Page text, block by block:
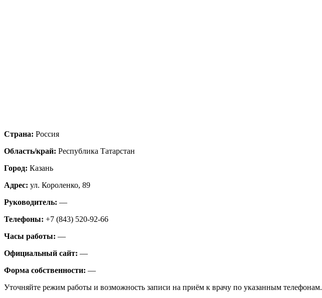
Страна: Россия
Область/край: Республика Татарстан
Город: Казань
Адрес: ул. Короленко, 89
Руководитель: —
Телефоны: +7 (843) 520-92-66
Часы работы: —
Официальный сайт: —
Форма собственности: —
Уточняйте режим работы и возможность записи на приём к врачу по указанным телефонам.